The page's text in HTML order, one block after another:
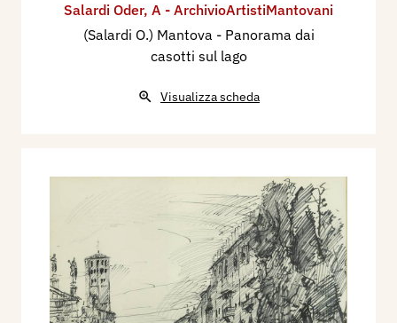
Salardi Oder, A - ArchivioArtistiMantovani
(Salardi O.) Mantova - Panorama dai
casotti sul lago
Visualizza scheda